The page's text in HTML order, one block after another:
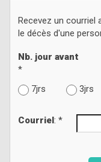
Recevez un courriel
le décès d'une
Nb. jour avant
*
7jrs
3jrs
Courriel : *